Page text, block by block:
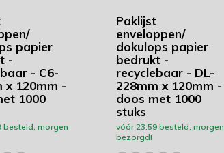
papier
-
- C6-
x 120mm -
1000
besteld, morgen
Paklijst
enveloppen/
dokulops papier
bedrukt -
recyclebaar - DL-
228mm x 120mm -
doos met 1000
stuks
vóór 23:59 besteld, morgen
bezorgd!